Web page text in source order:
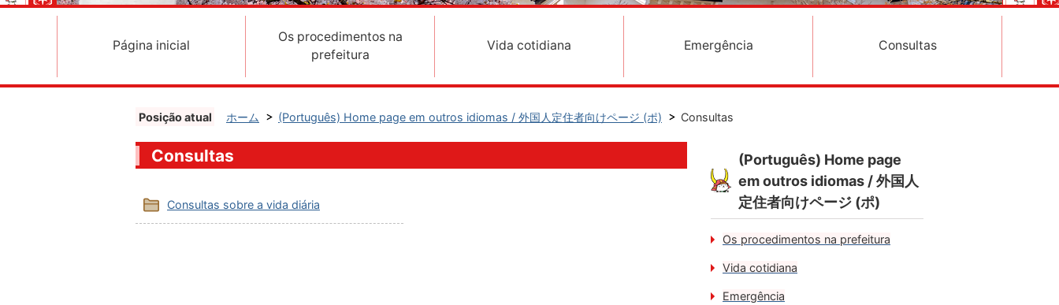
Página inicial
Os procedimentos na
prefeitura
Vida cotidiana Emergência Consultas
Posição atual ホーム (Português) Home page em outros idiomas / 外国人定住者向けページ (ポ) Consultas
Consultas
Consultas sobre a vida diária
(Português) Home page
em outros idiomas / 外国人
定住者向けページ (ポ)
Os procedimentos na prefeitura
Vida cotidiana
Emergência